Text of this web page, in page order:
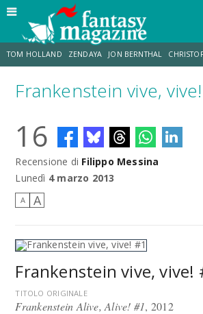
TOM HOLLAND ZENDAYA JON BERNTHAL
STRANIMONDI LUCCA COMICS & GAMES ODISSEA
SPIDER-MAN: BRAND NEW DAY MICHAEL MANDO
Frankenstein vive,
16
Recensione di Filippo Messina
Lunedì 4 marzo 2013
A A
Frankenstein vive, vive!
TITOLO ORIGINALE
Frankenstein Alive, Alive! #1, 2012